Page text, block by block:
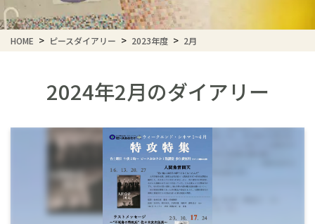
HOME ピースダイアリー 2023年度 2月
2024年2月のダイアリー